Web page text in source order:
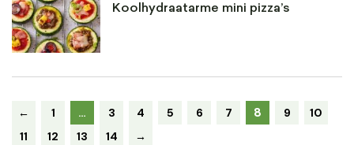
Koolhydraatarme mini pizza’s
← 1 … 3 4 5 6 7 8 9
10
11
12 13 14 →